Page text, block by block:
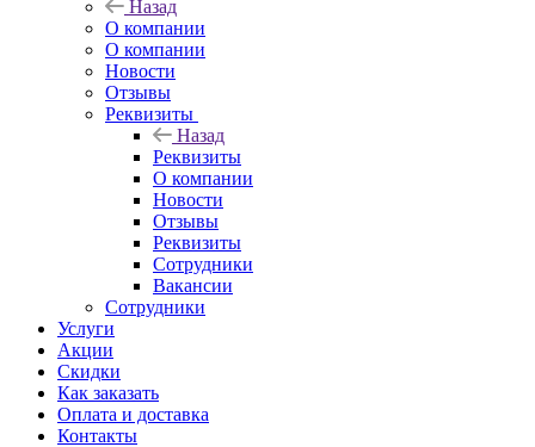
Назад
О компании
О компании
Новости
Отзывы
Реквизиты
Назад
Реквизиты
О компании
Новости
Отзывы
Реквизиты
Сотрудники
Вакансии
Сотрудники
Услуги
Акции
Скидки
Как заказать
Оплата и доставка
Контакты